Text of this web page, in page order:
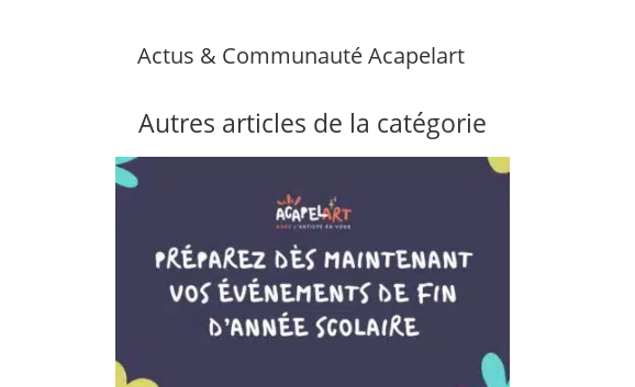
Actus & Communauté Acapelart
Autres articles de la catégorie